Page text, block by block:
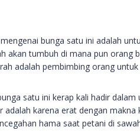
bunga satu ini adalah
akan tumbuh di mana pun orang
adalah pembimbing orang
satu ini kerap kali hadir
karena erat dengan
hama saat petani di